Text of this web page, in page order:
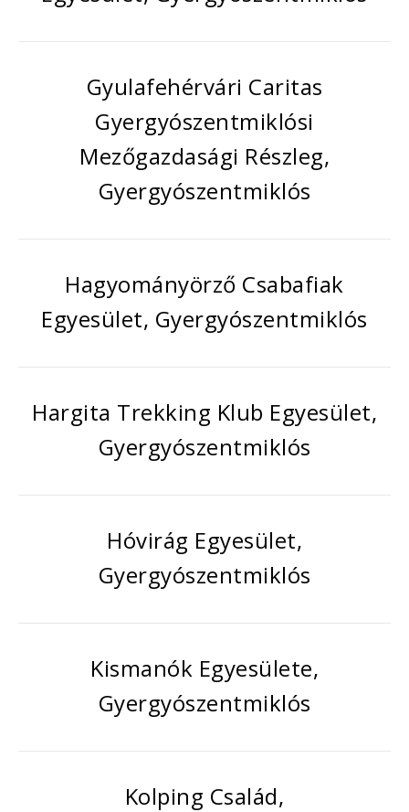
Gyulafehérvári Caritas
Gyergyószentmiklósi
Mezőgazdasági Részleg,
Gyergyószentmiklós
Hagyományörző Csabafiak
Egyesület, Gyergyószentmiklós
Hargita Trekking Klub Egyesület,
Gyergyószentmiklós
Hóvirág Egyesület,
Gyergyószentmiklós
Kismanók Egyesülete,
Gyergyószentmiklós
Kolping Család,